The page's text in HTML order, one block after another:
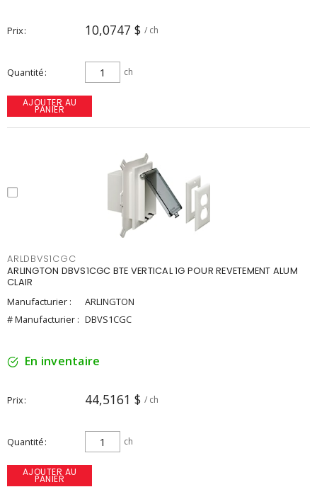
Prix 10,0747 $ / ch
Quantité ch
AJOUTER AU
PANIER
ARLDBVS1CGC
ARLINGTON DBVS1CGC BTE VERTICAL 1G POUR REVETEMENT ALUM
CLAIR
Manufacturier :
ARLINGTON
# Manufacturier : DBVS1CGC
En inventaire
Prix 44,5161 $ / ch
Quantité ch
AJOUTER AU
PANIER